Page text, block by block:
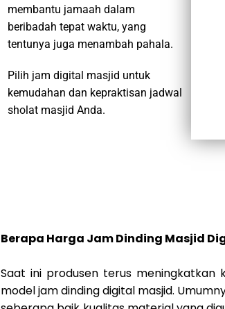
membantu jamaah dalam
beribadah tepat waktu, yang
tentunya juga menambah pahala.
Pilih jam digital masjid untuk
kemudahan dan kepraktisan jadwal
sholat masjid Anda.
Berapa Harga Jam Dinding Masjid
Saat ini produsen terus meningkatkan
model jam dinding digital masjid.